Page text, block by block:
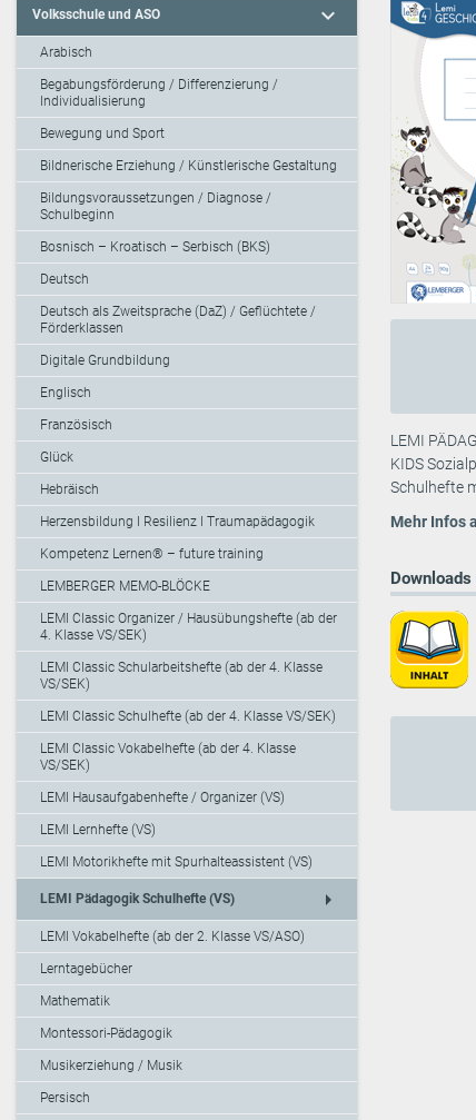
Volksschule und ASO expand_more
Arabisch
Begabungsförderung / Differenzierung /
Individualisierung
Bewegung und Sport
Bildnerische Erziehung / Künstlerische Gestaltung
Bildungsvoraussetzungen / Diagnose /
Schulbeginn
Bosnisch – Kroatisch – Serbisch (BKS)
Deutsch
Deutsch als Zweitsprache (DaZ) / Geflüchtete /
Förderklassen
Digitale Grundbildung
Englisch
Französisch
Glück
Hebräisch
Herzensbildung I Resilienz I Traumapädagogik
Kompetenz Lernen® – future training
LEMBERGER MEMO-BLÖCKE
LEMI Classic Organizer / Hausübungshefte (ab der
4. Klasse VS/SEK)
LEMI Classic Schularbeitshefte (ab der 4. Klasse
VS/SEK)
LEMI Classic Schulhefte (ab der 4. Klasse VS/SEK)
LEMI Classic Vokabelhefte (ab der 4. Klasse
VS/SEK)
LEMI Hausaufgabenhefte / Organizer (VS)
LEMI Lernhefte (VS)
LEMI Motorikhefte mit Spurhalteassistent (VS)
LEMI Pädagogik Schulhefte (VS) arrow_right
LEMI Vokabelhefte (ab der 2. Klasse VS/ASO)
Lerntagebücher
Mathematik
Montessori-Pädagogik
Musikerziehung / Musik
Persisch
LEMI
KIDS
Schulhefte
Mehr Infos